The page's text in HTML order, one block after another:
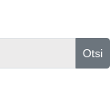
Otsi